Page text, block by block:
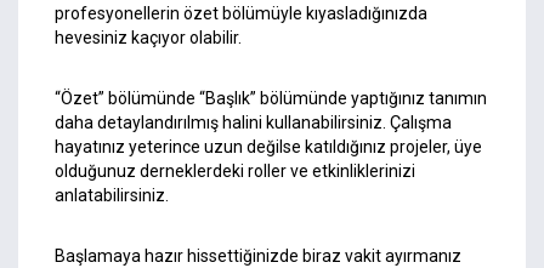
profesyonellerin özet bölümüyle kıyasladığınızda
hevesiniz kaçıyor olabilir.
“Özet” bölümünde “Başlık” bölümünde yaptığınız tanımın
daha detaylandırılmış halini kullanabilirsiniz. Çalışma
hayatınız yeterince uzun değilse katıldığınız projeler, üye
olduğunuz derneklerdeki roller ve etkinliklerinizi
anlatabilirsiniz.
Başlamaya hazır hissettiğinizde biraz vakit ayırmanız